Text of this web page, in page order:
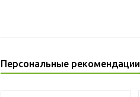
Персональные рекомендации